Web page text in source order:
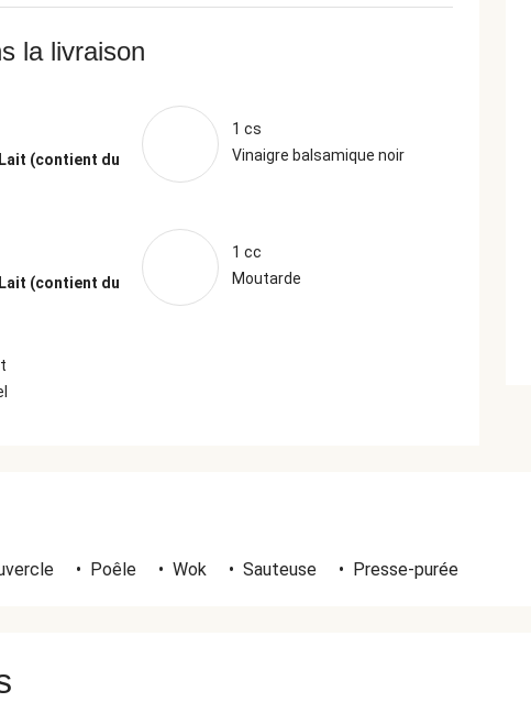
la livraison
Lait (contient du
1 cs
Vinaigre balsamique noir
Lait (contient du
1 cc
Moutarde
• Poêle • Wok • Sauteuse • Presse-purée